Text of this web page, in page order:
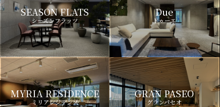
SEASON FLATS
シーズンフラッツ
Due
ドゥーエ
MYRIA RESIDENCE
ミリアレジデンス
GRAN PASEO
グランパセオ